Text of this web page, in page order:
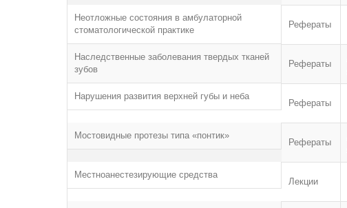
Неотложные состояния в амбулаторной
стоматологической практике
Рефераты
Наследственные заболевания твердых тканей
зубов
Рефераты
Нарушения развития верхней губы и неба
Рефераты
Мостовидные протезы типа «понтик»
Рефераты
Местноанестезирующие средства
Лекции